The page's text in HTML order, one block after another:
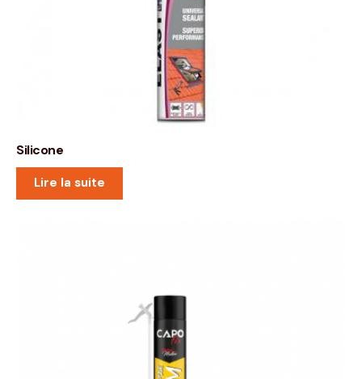
Silicone
Lire la suite